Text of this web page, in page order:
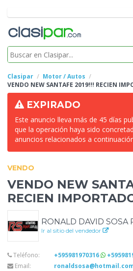
Clasipar
Motor / Autos
VENDO NEW SANTAFE 2019!!! RECIEN
EXPIRADO
Este anuncio lleva más de 45 días
que la operación haya sido
anuncios relacionados a
VENDO
VENDO NEW
RECIEN
RONALD DAVID SOSA
Ir al sitio del vendedor
Teléfono: +595981970316
Email: